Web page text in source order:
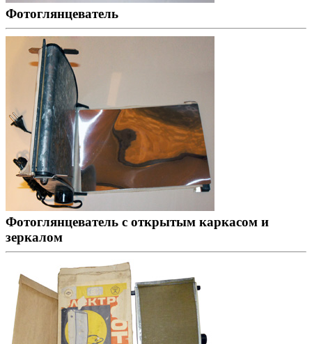
Фотоглянцеватель
Фотоглянцеватель с открытым каркасом и
зеркалом